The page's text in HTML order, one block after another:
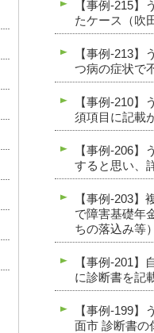
【事例-215
たケース（吹
【事例-213
つ病の症状で
【事例-210
須項目に記載
【事例-206
すると思い、
【事例-203
で障害基礎年
ちの落込み等）
【事例-201
に診断書を記
【事例-199
面市 診断書の